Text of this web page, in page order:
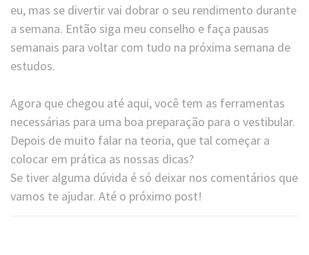
eu, mas se divertir vai dobrar o seu rendimento durante
a semana. Então siga meu conselho e faça pausas
semanais para voltar com tudo na próxima semana de
estudos.
Agora que chegou até aqui, você tem as ferramentas
necessárias para uma boa preparação para o vestibular.
Depois de muito falar na teoria, que tal começar a
colocar em prática as nossas dicas?
Se tiver alguma dúvida é só deixar nos comentários que
vamos te ajudar. Até o próximo post!